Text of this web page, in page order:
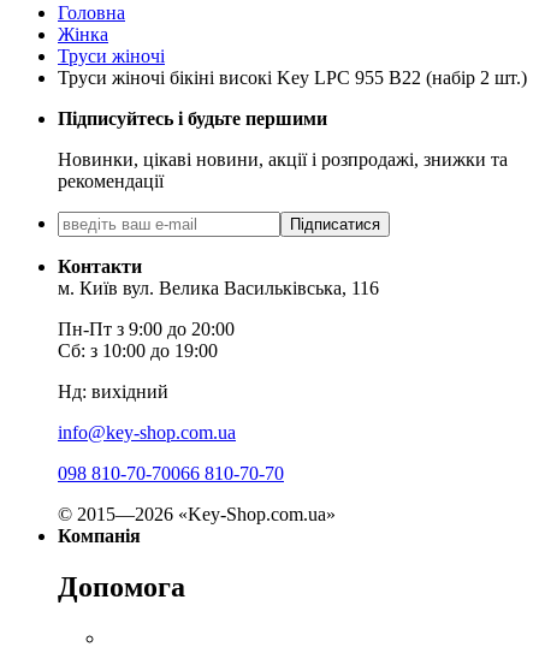
Головна
Жінка
Труси жіночі
Труси жіночі бікіні високі Key LPC 955 B22 (набір 2 шт.)
Підписуйтесь і будьте першими
Новинки, цікаві новини, акції і розпродажі, знижки та
рекомендації
Підписатися
Контакти
м. Київ вул. Велика Васильківська, 116
Пн-Пт з 9:00 до 20:00
Сб: з 10:00 до 19:00
Нд: вихідний
info@key-shop.com.ua
098 810-70-70066 810-70-70
© 2015—2026 «Key-Shop.com.ua»
Компанія
Допомога